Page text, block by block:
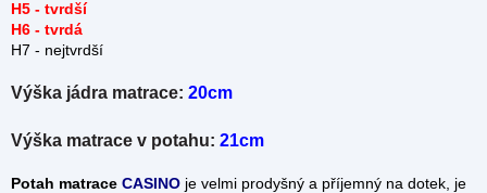
H5 - tvrdší
H6 - tvrdá
H7 - nejtvrdší
Výška jádra matrace: 20cm
Výška matrace v potahu: 21cm
Potah matrace CASINO je velmi prodyšný a příjemný na dotek, je